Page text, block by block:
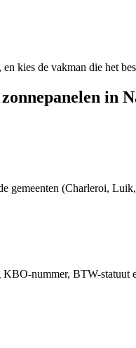
kies de vakman die het
zonnepanelen in
gemeenten (Charleroi,
nummer, BTW-statuut